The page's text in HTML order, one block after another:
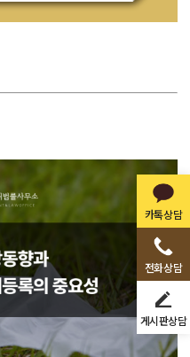
카톡상담
전화상담
게시판상담